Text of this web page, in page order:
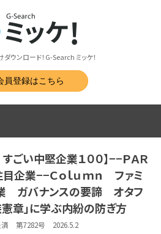
ウンロード！G-Search ミッケ！
員登録はこちら
ごい中堅企業１００】−−ＰＡＲ
企業−−Ｃｏｌｕｍｎ ファミ
ガバナンスの要諦 オタフ
憲章」に学ぶ内紛の防ぎ方
済 第7282号 2026.5.2